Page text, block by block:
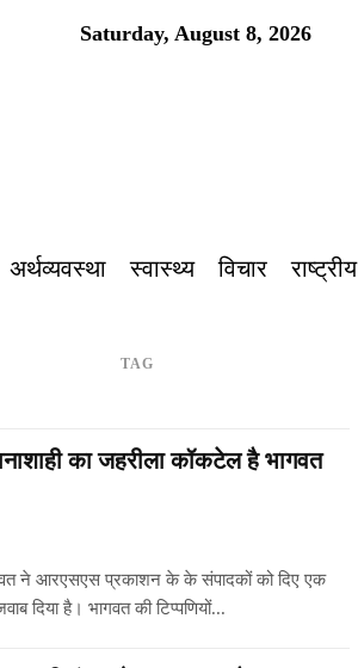
Saturday, August 8, 2026
अर्थव्यवस्था स्वास्थ्य विचार राष्ट्रीय
TAG
का जहरीला कॉकटेल है भागवत
ने आरएसएस प्रकाशन के के संपादकों को दिए एक
दिया है। भागवत की टिप्पणियों...